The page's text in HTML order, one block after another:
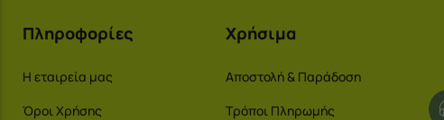
Πληροφορίες
Η εταιρεία μας
Όροι Χρήσης
Χρήσιμα
Αποστολή & Παράδοση
Τρόποι Πληρωμής